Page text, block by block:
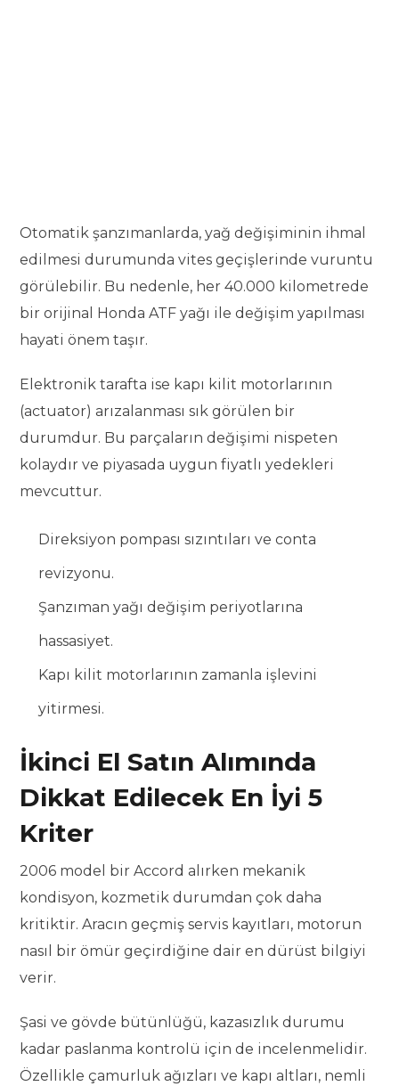
Otomatik şanzımanlarda, yağ değişiminin ihmal
edilmesi durumunda vites geçişlerinde vuruntu
görülebilir. Bu nedenle, her 40.000 kilometrede
bir orijinal Honda ATF yağı ile değişim yapılması
hayati önem taşır.
Elektronik tarafta ise kapı kilit motorlarının
(actuator) arızalanması sık görülen bir
durumdur. Bu parçaların değişimi nispeten
kolaydır ve piyasada uygun fiyatlı yedekleri
mevcuttur.
Direksiyon pompası sızıntıları ve conta
revizyonu.
Şanzıman yağı değişim periyotlarına
hassasiyet.
Kapı kilit motorlarının zamanla işlevini
yitirmesi.
İkinci El Satın Alımında
Dikkat Edilecek En İyi 5
Kriter
2006 model bir Accord alırken mekanik
kondisyon, kozmetik durumdan çok daha
kritiktir. Aracın geçmiş servis kayıtları, motorun
nasıl bir ömür geçirdiğine dair en dürüst bilgiyi
verir.
Şasi ve gövde bütünlüğü, kazasızlık durumu
kadar paslanma kontrolü için de incelenmelidir.
Özellikle çamurluk ağızları ve kapı altları, nemli